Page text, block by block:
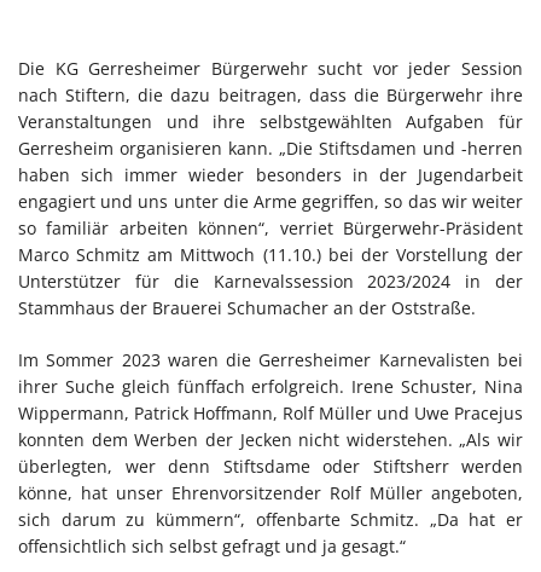
Die KG Gerresheimer Bürgerwehr sucht vor jeder Session
nach Stiftern, die dazu beitragen, dass die Bürgerwehr ihre
Veranstaltungen und ihre selbstgewählten Aufgaben für
Gerresheim organisieren kann. „Die Stiftsdamen und -herren
haben sich immer wieder besonders in der Jugendarbeit
engagiert und uns unter die Arme gegriffen, so das wir weiter
so familiär arbeiten können“, verriet Bürgerwehr-Präsident
Marco Schmitz am Mittwoch (11.10.) bei der Vorstellung der
Unterstützer für die Karnevalssession 2023/2024 in der
Stammhaus der Brauerei Schumacher an der Oststraße.
Im Sommer 2023 waren die Gerresheimer Karnevalisten bei
ihrer Suche gleich fünffach erfolgreich. Irene Schuster, Nina
Wippermann, Patrick Hoffmann, Rolf Müller und Uwe Pracejus
konnten dem Werben der Jecken nicht widerstehen. „Als wir
überlegten, wer denn Stiftsdame oder Stiftsherr werden
könne, hat unser Ehrenvorsitzender Rolf Müller angeboten,
sich darum zu kümmern“, offenbarte Schmitz. „Da hat er
offensichtlich sich selbst gefragt und ja gesagt.“